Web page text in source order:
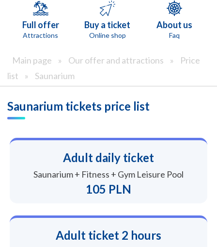
Full offer
Attractions
Buy a ticket
Online shop
About us
Faq
Main page » Our offer and attractions »
Price
list
» Saunarium
Saunarium tickets price list
Adult daily ticket
Saunarium + Fitness + Gym Leisure Pool
105 PLN
Adult ticket 2 hours